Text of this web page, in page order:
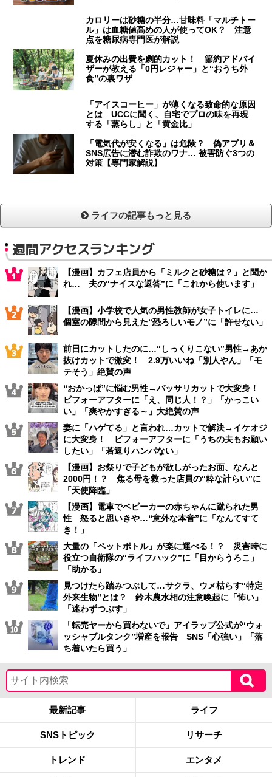
カロリーは砂糖の半分…甘味料「マルチトー
ル」は血糖値高めの人が使ってOK？ 注意
点を糖尿病専門医が解説
夏休みの出費を劇的カット！ 節約アドバイ
ザーが教える「0円レジャー」と“おうち外
食”の裏ワザ
「アイスコーヒー」が薄くなる致命的な原因
とは UCCに聞く、自宅でプロの味を再現
する「蒸らし」と「黄金比」
「電気代が安くなる」は危険？ 偽アプリ＆
SNS広告に潜む詐欺のワナ… 被害防ぐ3つの
対策【専門家解説】
ライフの記事もっと見る
週間アクセスランキング
【漫画】カフェ店員から「ミルクと砂糖は？」と聞か
れ… 夫の“ナイスな返答”に「これから使います」
【漫画】小学校で人気の男性教師が女子トイレに…
個室の隙間から見えた“恐ろしいモノ”に「許せない」
前日にカットしたのに…“しっくりこない”男性→あか
抜けカットで激変！ 2.9万いいね「別人やん」「モ
テそう」絶賛の声
“おかっぱ”に悩む男性→バッサリカットで大変身！
ビフォーアフターに「え、同じ人！？」「かっこい
い」「爽やかすぎる～」大絶賛の声
妻に「ハゲてる」と言われ…カットで解決→イケオジ
に大変身！ ビフォーアフターに「うちの夫もお願い
したい」「若返りハンパない」
【漫画】お祭りで子どもが欲しがったお面、なんと
2000円！？ 焦る母を救った店員の“粋な計らい”に
「天使降臨」
【漫画】電車でベビーカーの赤ちゃんに蹴られた男
性 怒ると思いきや…“意外な本音”に「なんてすて
き！」
大量の「ペットボトル」が楽に運べる！？ 災害時に
役立つ自衛隊の“ライフハック”に「目からうろこ」
「助かる」
見つけたら踏みつぶして…サクラ、ウメ枯らす“特定
外来生物”とは？ 鈴木農水相の注意喚起に「怖い」
「迷わずつぶす」
「転売ヤーから買わないで」アイラップ公式が“ウォ
ッシャブルタンク”増産を報告 SNS「心強い」「落
ち着いたら買う」
最新記事 ライフ
SNSトピック リサーチ
トレンド エンタメ